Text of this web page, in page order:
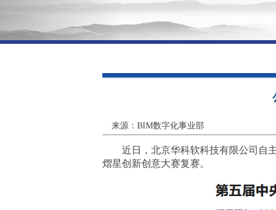
来源：BIM数字化事业部
近日，北京华科软科技有限公司自
熠星创新创意大赛复赛。